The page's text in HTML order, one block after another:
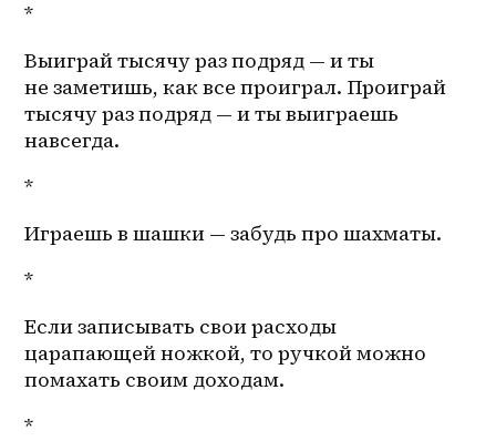
*
Выиграй тысячу раз подряд — и ты
не заметишь, как все проиграл. Проиграй
тысячу раз подряд — и ты выиграешь
навсегда.
*
Играешь в шашки — забудь про шахматы.
*
Если записывать свои расходы
царапающей ножкой, то ручкой можно
помахать своим доходам.
*